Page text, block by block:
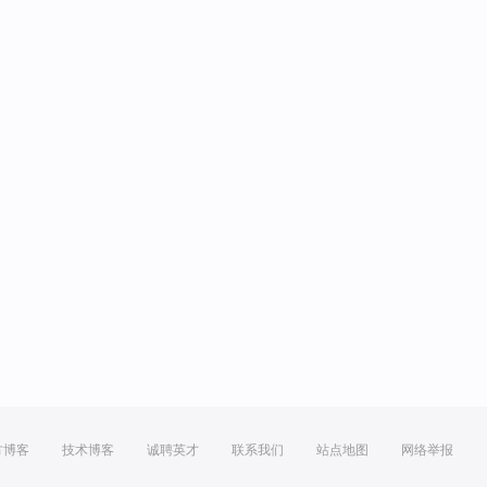
博客 技术博客 诚聘英才 联系我们 站点地图 网络举报